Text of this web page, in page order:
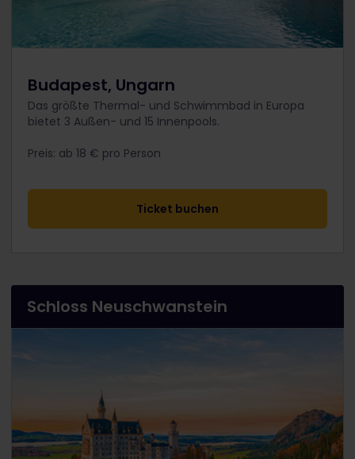
Budapest, Ungarn
Das größte Thermal- und Schwimmbad in Europa
bietet 3 Außen- und 15 Innenpools.
Preis: ab 18 € pro Person
​Ticket buchen
Schloss Neuschwanstein